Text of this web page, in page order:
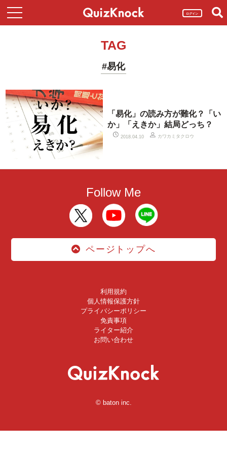
ログイン
TAG
#易化
「易化」の読み方が難化？「い
か」「えきか」結局どっち？
2018.04.10 カワカミタクロウ
Follow Me
ページトップへ
利用規約
個人情報保護方針
プライバシーポリシー
免責事項
ライター紹介
お問い合わせ
© baton inc.